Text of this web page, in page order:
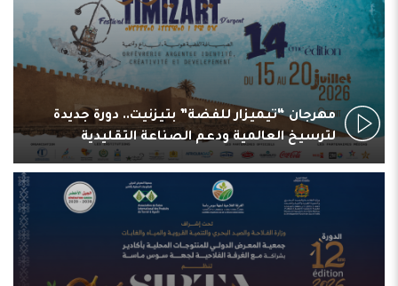
مهرجان “تيميزار للفضة” بتيزنيت.. دورة جديدة
لترسيخ العالمية ودعم الصناعة التقليدية